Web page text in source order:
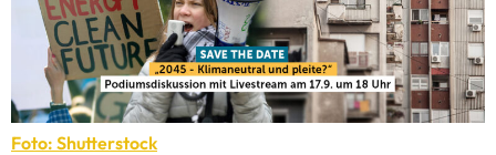
Foto: Shutterstock